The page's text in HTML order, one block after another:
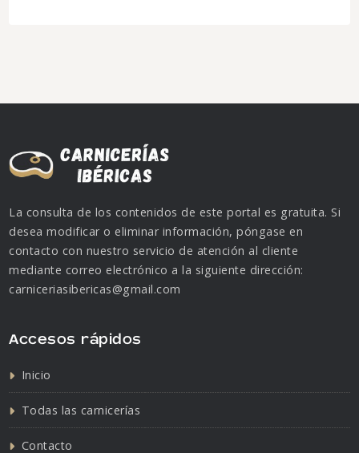
La consulta de los contenidos de este portal es gratuita. Si
desea modificar o eliminar información, póngase en
contacto con nuestro servicio de atención al cliente
mediante correo electrónico a la siguiente dirección:
carniceriasibericas@gmail.com
Accesos rápidos
Inicio
Todas las carnicerías
Contacto